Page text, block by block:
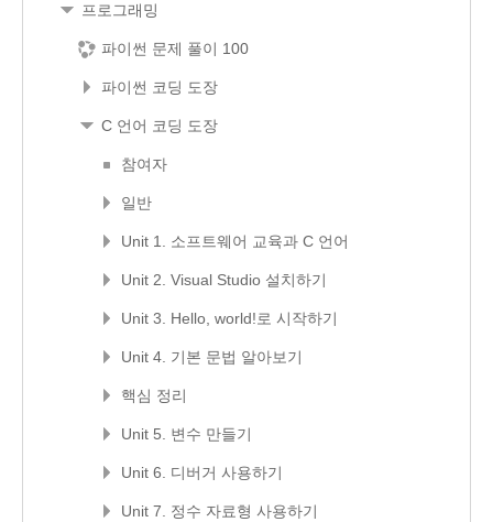
프로그래밍
파이썬 문제 풀이 100
파이썬 코딩 도장
C 언어 코딩 도장
참여자
일반
Unit 1. 소프트웨어 교육과 C 언어
Unit 2. Visual Studio 설치하기
Unit 3. Hello, world!로 시작하기
Unit 4. 기본 문법 알아보기
핵심 정리
Unit 5. 변수 만들기
Unit 6. 디버거 사용하기
Unit 7. 정수 자료형 사용하기